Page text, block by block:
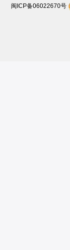
闽ICP备06022670号